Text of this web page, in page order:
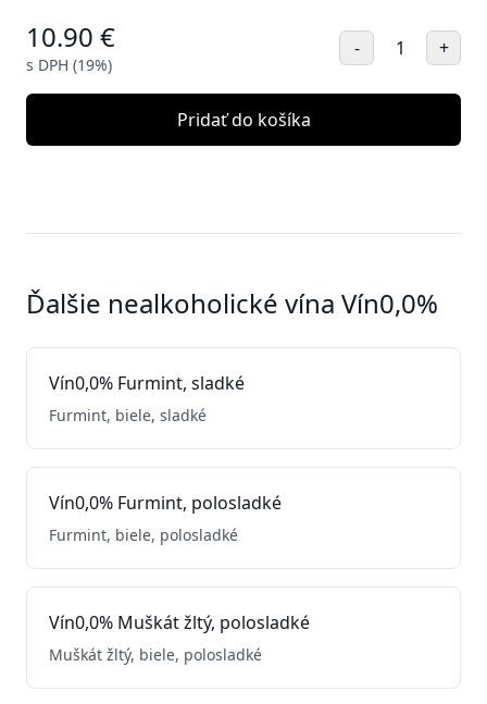
10.90 €
s DPH (19%)
- 1 +
Pridať do košíka
Ďalšie nealkoholické vína Vín0,0%
Vín0,0% Furmint, sladké
Furmint, biele, sladké
Vín0,0% Furmint, polosladké
Furmint, biele, polosladké
Vín0,0% Muškát žltý, polosladké
Muškát žltý, biele, polosladké